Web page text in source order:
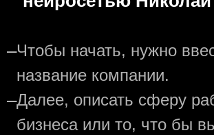
—Чтобы начать, нужно
название компании.
—Далее, описать сферу
бизнеса или то, что бы